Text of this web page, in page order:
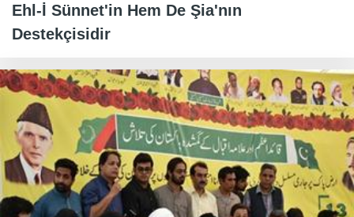
Ehl-İ Sünnet'in Hem De Şia'nın
Destekçisidir